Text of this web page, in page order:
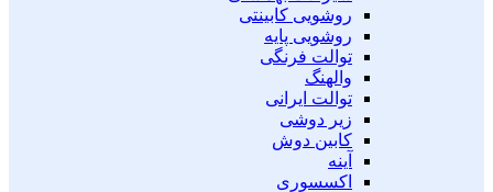
روشویی کابینتی
روشویی پایه
توالت فرنگی
والهنگ
توالت ایرانی
زیر دوشی
کابین دوش
آینه
اکسسوری